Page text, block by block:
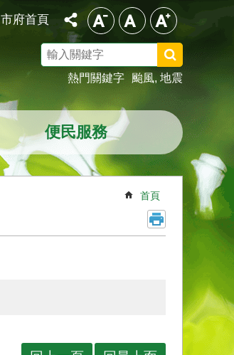
市府首頁
尋
熱門關鍵字
颱風 地震
便民服務
首頁